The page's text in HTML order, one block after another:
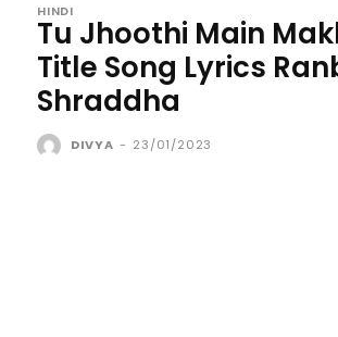
HINDI
Tu Jhoothi Main
Title Song Lyrics
Shraddha
DIVYA - 23/01/2023